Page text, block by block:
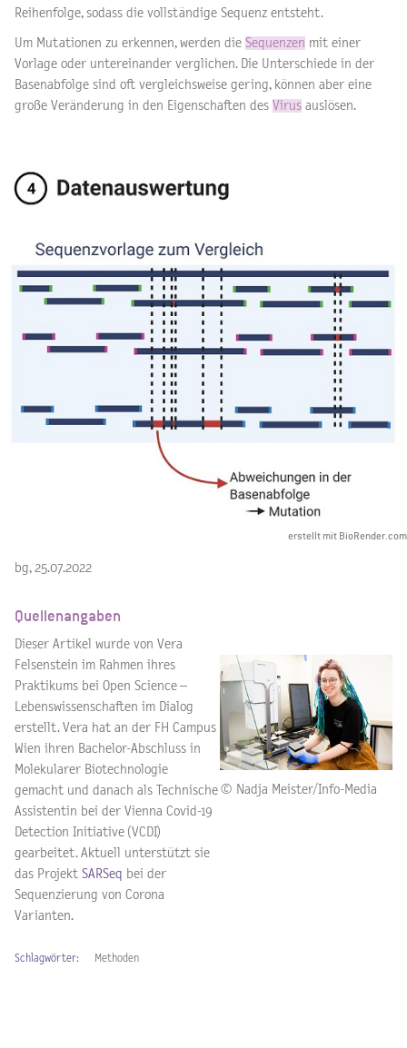
Reihenfolge, sodass die vollständige Sequenz entsteht.
Um Mutationen zu erkennen, werden die Sequenzen mit einer
Vorlage oder untereinander verglichen. Die Unterschiede in der
Basenabfolge sind oft vergleichsweise gering, können aber eine
große Veränderung in den Eigenschaften des Virus auslösen.
erstellt mit BioRender.com
bg, 25.07.2022
Quellenangaben
Dieser Artikel wurde von Vera
Felsenstein im Rahmen ihres
Praktikums bei Open Science –
Lebenswissenschaften im Dialog
erstellt. Vera hat an der FH Campus
Wien ihren Bachelor-Abschluss in
Molekularer Biotechnologie
gemacht und danach als Technische
Assistentin bei der Vienna Covid-19
Detection Initiative (VCDI)
gearbeitet. Aktuell unterstützt sie
das Projekt SARSeq bei der
Sequenzierung von Corona
Varianten.
© Nadja Meister/Info-Media
Schlagwörter: Methoden